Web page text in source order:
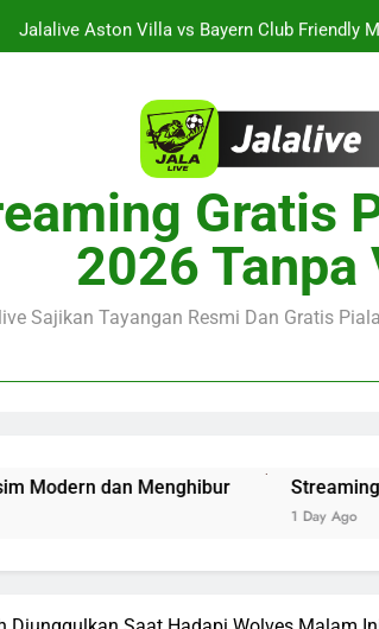
Jalalive Aston Villa vs Bayern Club Friendly
Nikmati Streaming PSG vs Man United Club
Streaming Singapura vs Indonesia Piala
Jalalive Aston Villa vs Bayern Club Friendly
Jalalive Streaming Monaco vs Getafe Club
Gratis
2026 Tanpa
Sajikan Tayangan Resmi Dan Gratis
Streaming Singapura vs